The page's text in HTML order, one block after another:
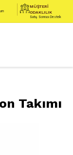
MÜŞTERİ
ODAKLILIK
Satış Sonrası Destek
Takımı